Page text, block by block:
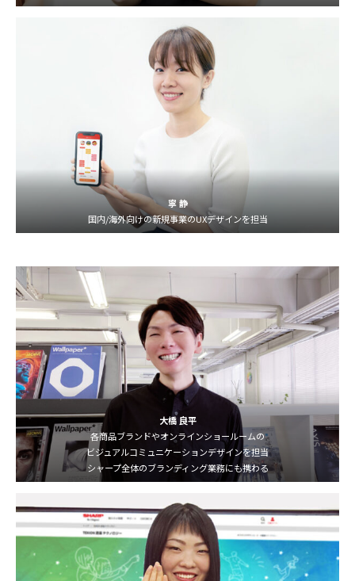
寧 静
国内/海外向けの新規事業のUXデザインを担当
大橋 良平
各商品ブランドやオンラインショールームの
ビジュアルコミュニケーションデザインを担当
シャープ全体のブランディング業務にも携わる